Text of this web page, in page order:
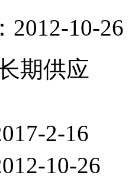
2012-10-26
期供应
2-16
10-26